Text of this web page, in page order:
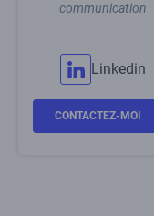
communication
Linkedin
CONTACTEZ-MOI